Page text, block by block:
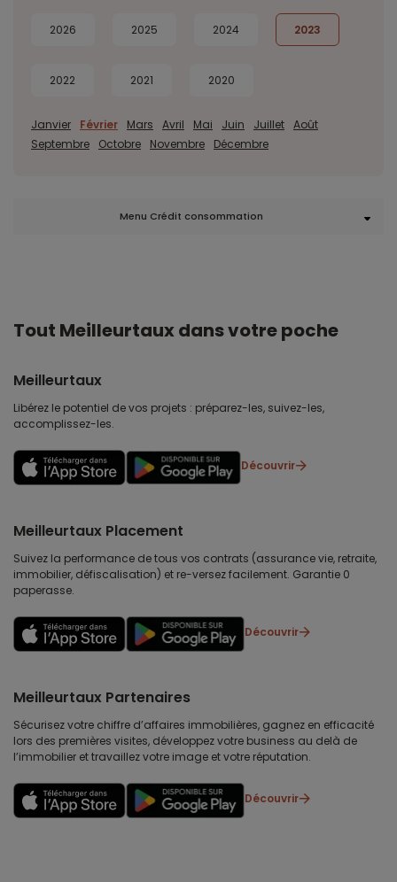
2026 2025 2024 2023
2022 2021 2020
Janvier Février Mars Avril Mai Juin Juillet Août
Septembre
Octobre Novembre Décembre
Menu Crédit consommation
Tout Meilleurtaux dans votre poche
Meilleurtaux
Libérez le potentiel de vos projets : préparez-les, suivez-les,
accomplissez-les.
Découvrir
Meilleurtaux Placement
Suivez la performance de tous vos contrats (assurance vie, retraite,
immobilier, défiscalisation) et re-versez facilement. Garantie 0
paperasse.
Découvrir
Meilleurtaux Partenaires
Sécurisez votre chiffre d’affaires immobilières, gagnez en efficacité
lors des premières visites, développez votre business au delà de
l’immobilier et travaillez votre image et votre réputation.
Découvrir